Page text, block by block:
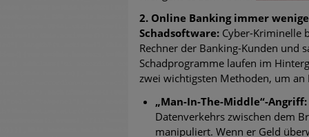
2. Online Banking immer
Schadsoftware: Cyber-Kriminelle
Rechner der Banking-Kunden und
Schadprogramme laufen im
zwei wichtigsten Methoden, um an
„Man-In-The-Middle“-Angriff:
Datenverkehrs zwischen dem
manipuliert. Wenn er Geld